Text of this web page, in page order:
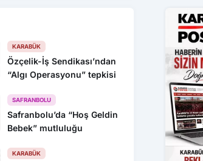
KARABÜK
Özçelik-İş Sendikası’ndan
“Algı Operasyonu” tepkisi
SAFRANBOLU
Safranbolu’da “Hoş Geldin
Bebek” mutluluğu
KARABÜK